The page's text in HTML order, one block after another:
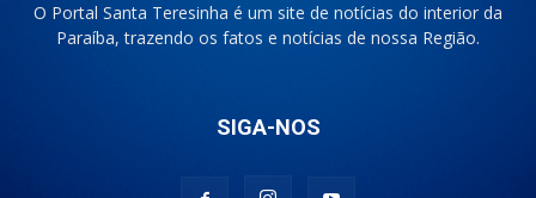
O Portal Santa Teresinha é um site de notícias do interior da
Paraíba, trazendo os fatos e notícias de nossa Região.
SIGA-NOS